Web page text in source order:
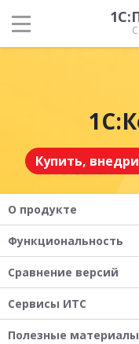
Купить,
О продукте
Функциональность
Сравнение версий
Сервисы ИТС
Полезные материалы